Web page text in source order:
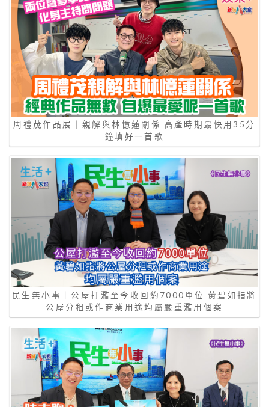
周禮茂作品展｜親解與林憶蓮關係 高產時期最快用35分
鐘填好一首歌
民生無小事｜公屋打濫至今收回約7000單位 黃碧如指將
公屋分租或作商業用途均屬嚴重濫用個案